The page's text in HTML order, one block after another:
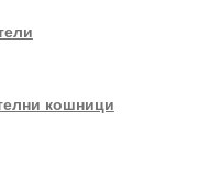
кошници